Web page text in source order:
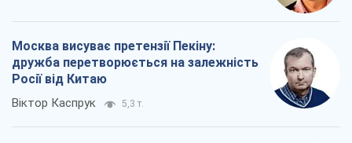
Москва висуває претензії Пекіну:
дружба перетворюється на залежність
Росії від Китаю
Віктор Каспрук 5,3 т.